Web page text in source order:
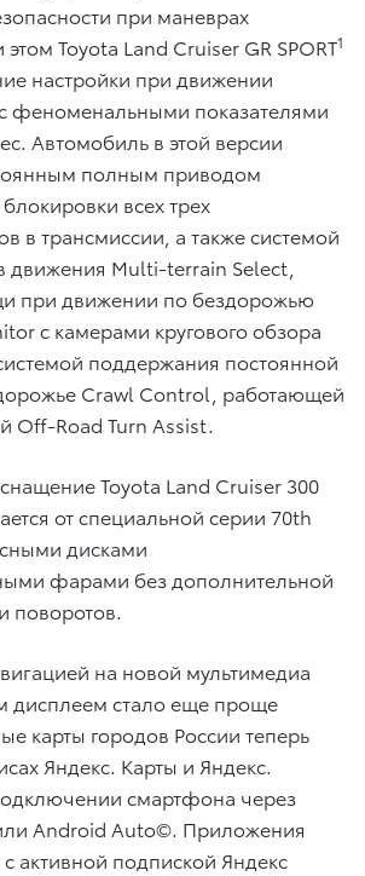
при маневрах
Toyota Land Cruiser GR SPORT1
настройки при движении
феноменальными показателями
Автомобиль в этой версии
полным приводом
всех трех
в трансмиссии, а также системой
Multi-terrain Select,
при движении по бездорожью
с камерами кругового обзора
поддержания постоянной
Crawl Control, работающей
Off-Road Turn Assist.
Toyota Land Cruiser 300
от специальной серии 70th
дисками
фарами без дополнительной
поворотов.
на новой мультимедиа
дисплеем стало еще проще
карты городов России теперь
Яндекс. Карты и Яндекс.
смартфона через
Android Auto©. Приложения
активной подпиской Яндекс